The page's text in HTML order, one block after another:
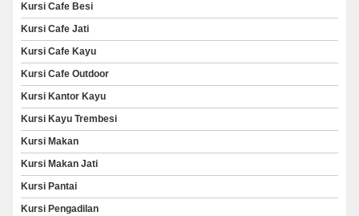
Kursi Cafe Besi
Kursi Cafe Jati
Kursi Cafe Kayu
Kursi Cafe Outdoor
Kursi Kantor Kayu
Kursi Kayu Trembesi
Kursi Makan
Kursi Makan Jati
Kursi Pantai
Kursi Pengadilan